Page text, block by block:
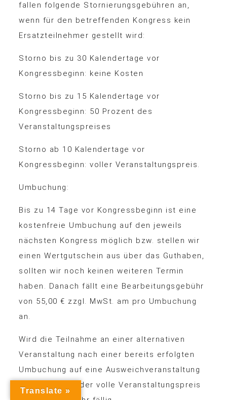
fallen folgende Stornierungsgebühren an,
wenn für den betreffenden Kongress kein
Ersatzteilnehmer gestellt wird:
Storno bis zu 30 Kalendertage vor
Kongressbeginn: keine Kosten
Storno bis zu 15 Kalendertage vor
Kongressbeginn: 50 Prozent des
Veranstaltungspreises
Storno ab 10 Kalendertage vor
Kongressbeginn: voller Veranstaltungspreis.
Umbuchung:
Bis zu 14 Tage vor Kongressbeginn ist eine
kostenfreie Umbuchung auf den jeweils
nächsten Kongress möglich bzw. stellen wir
einen Wertgutschein aus über das Guthaben,
sollten wir noch keinen weiteren Termin
haben. Danach fällt eine Bearbeitungsgebühr
von 55,00 € zzgl. MwSt. am pro Umbuchung
an.
Wird die Teilnahme an einer alternativen
Veranstaltung nach einer bereits erfolgten
Umbuchung auf eine Ausweichveranstaltung
storniert, wird der volle Veranstaltungspreis
Translate »